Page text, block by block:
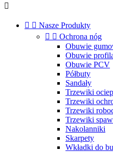

  Nasze Produkty
  Ochrona nóg
Obuwie
Obuwie
Obuwie PCV
Półbuty
Sandały
Trzewiki
Trzewiki
Trzewiki
Trzewiki
Nakolanniki
Skarpety
Wkładki do